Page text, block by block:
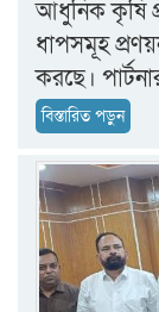
আধুনিক কৃষি
ধাপসমূহ
করছে।
বিস্তারিত পড়ুন